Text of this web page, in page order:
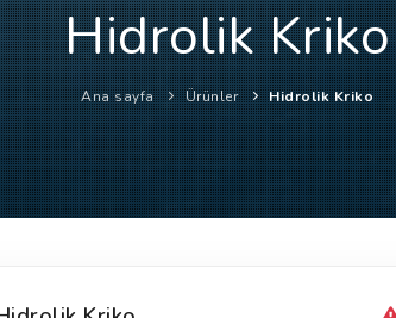
Hidrolik Kriko
Ana sayfa Ürünler Hidrolik Kriko